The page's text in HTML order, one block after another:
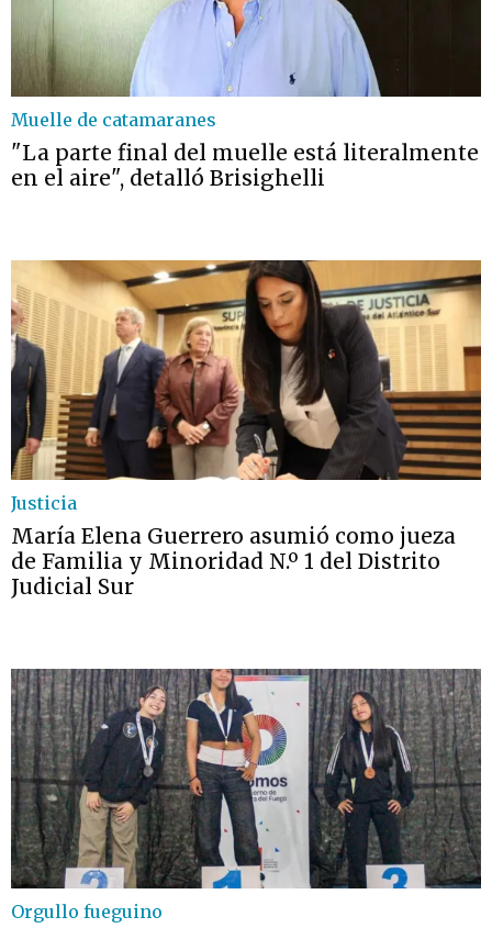
Muelle de catamaranes
"La parte final del muelle está literalmente
en el aire", detalló Brisighelli
Justicia
María Elena Guerrero asumió como jueza
de Familia y Minoridad N.º 1 del Distrito
Judicial Sur
Orgullo fueguino